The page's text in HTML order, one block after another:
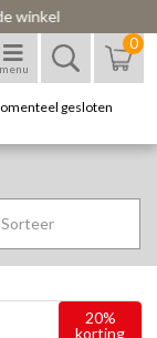
winkel
menu
0
gesloten
Sorteer
20%
korting